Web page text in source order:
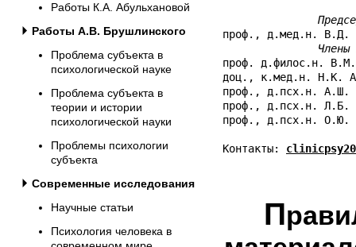
Работы К.А. Абульхановой
Работы А.В. Брушлинского
Проблема субъекта в
психологической науке
Проблема субъекта в
теории и истории
психологической науки
Проблемы психологии
субъекта
Современные исследования
Научные статьи
Психология человека в
Председатель
проф., д.мед.н. В.Д.
Члены
проф. д.филос.н. В.М.
доц., к.мед.н. Н.К.
проф., д.псх.н. А.Ш.
проф., д.псх.н. Л.Б.
проф., д.псх.н. О.Ю.
Контакты:
П